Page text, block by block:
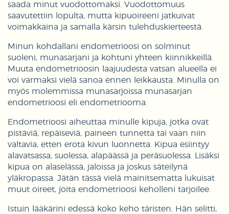
saada minut vuodottomaksi. Vuodottomuus
saavutettiin lopulta, mutta kipuoireeni jatkuivat
voimakkaina ja samalla kärsin tulehduskierteestä.
Minun kohdallani endometrioosi on solminut
suoleni, munasarjani ja kohtuni yhteen kiinnikkeillä.
Muuta endometrioosin laajuudesta vatsan alueella ei
voi varmaksi vielä sanoa ennen leikkausta. Minulla on
myös molemmissa munasarjoissa munasarjan
endometrioosi eli endometriooma.
Endometrioosi aiheuttaa minulle kipuja, jotka ovat
pistäviä, repäiseviä, paineen tunnetta tai vaan niin
valtavia, etten erota kivun luonnetta. Kipua esiintyy
alavatsassa, suolessa, alapäässä ja peräsuolessa. Lisäksi
kipua on alaselässä, jaloissa ja joskus säteilynä
yläkropassa. Jätän tässä vielä mainitsematta lukuisat
muut oireet, joita endometrioosi keholleni tarjoilee.
Istuin lääkärini edessä koko keho täristen. Hän selitti,